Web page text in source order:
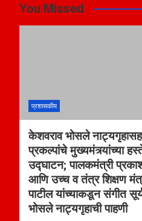
You Missed
प्रशासकीय
केशवराव भोसले
प्रकल्पांचे मुख्यमंत्र्यांच्या हस्ते
उद्घाटन; पालकमंत्री
आणि उच्च व तंत्र शिक्षण
पाटील यांच्याकडून संगीत
भोसले नाट्यगृहाची पाहणी